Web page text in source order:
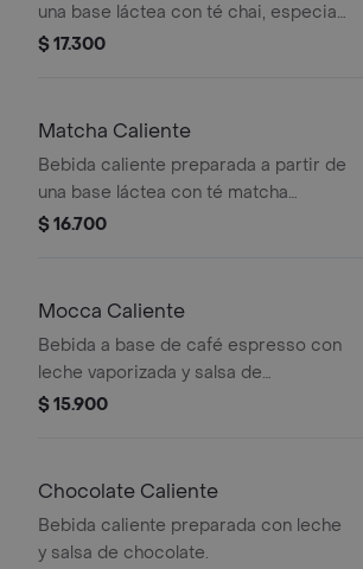
una base láctea con té chai, especias,
sabor de vainilla, endulzado con miel y
$ 17.300
Matcha Caliente
Bebida caliente preparada a partir de
una base láctea con té matcha
previamente endulzada.
$ 16.700
Mocca Caliente
Bebida a base de café espresso con
leche vaporizada y salsa de
chocolate.
$ 15.900
Chocolate Caliente
Bebida caliente preparada con leche
y salsa de chocolate.